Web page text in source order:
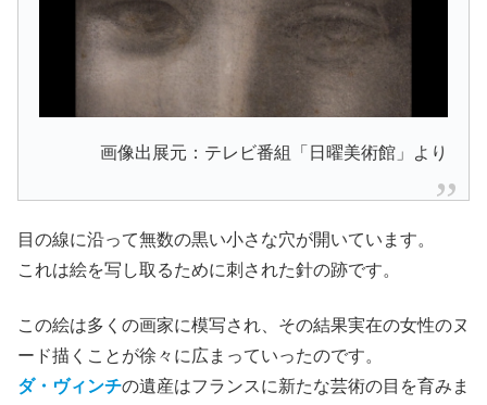
画像出展元：テレビ番組「日曜美術館」より
目の線に沿って無数の黒い小さな穴が開いています。
これは絵を写し取るために刺された針の跡です。
この絵は多くの画家に模写され、その結果実在の女性のヌ
ード描くことが徐々に広まっていったのです。
ダ・ヴィンチの遺産はフランスに新たな芸術の目を育みま